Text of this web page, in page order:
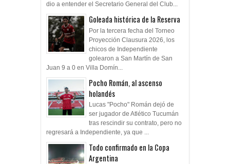
dio a entender el Secretario General del Club...
Goleada histórica de la Reserva
Por la tercera fecha del Torneo
Proyección Clausura 2026, los
chicos de Independiente
golearon a San Martín de San
Juan 9 a 0 en Villa Domín...
Pocho Román, al ascenso
holandés
Lucas "Pocho" Román dejó de
ser jugador de Atlético Tucumán
tras rescindir su contrato, pero no
regresará a Independiente, ya que ...
Todo confirmado en la Copa
Argentina